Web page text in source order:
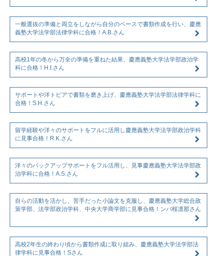
一般選抜の準備と両立をしながら自分のペースで書類作成を行い、慶應
義塾大学法学部法律学科に合格！A.B.さん
高校1年の冬から万全の準備を重ねた結果、慶應義塾大学法学部政治学
科に合格！H.I.さん
サポートや洋トピアで書類を磨き上げ、慶應義塾大学法学部法律学科に
合格！S.H.さん
留学経験や洋々のサポートをフルに活用し慶應義塾大学法学部政治学科
に見事合格！R.K.さん
洋々のバックアップサポートをフル活用し、見事慶應義塾大学法学部政
治学科に合格！A.S.さん
自らの活動を活かし、苦手だった小論文を克服し、慶應義塾大学総合政
策学部、法学部政治学科、中央大学商学部に見事合格！ンバ桜凛那さん
高校2年生の終わり頃から書類作成に取り組み、慶應義塾大学法学部法
律学科に見事合格！Sさん